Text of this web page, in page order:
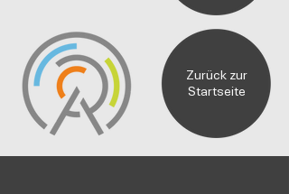
Zurück zur
Startseite